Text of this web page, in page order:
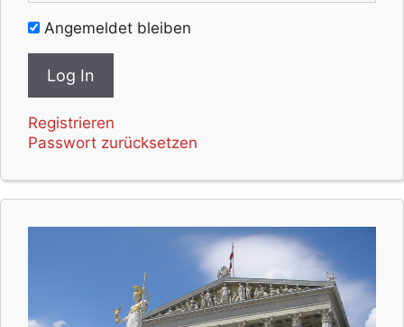
Angemeldet bleiben
Registrieren
Passwort zurücksetzen